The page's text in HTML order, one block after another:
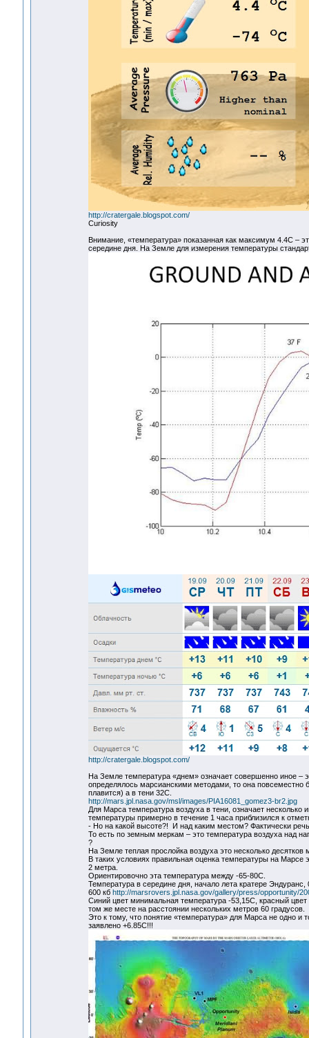
http://cratergale.blogspot.com/
Curiosity
Внимание, «температура» показанная как максимум 4.4С –
середине дня. На Земле для измерения температуры
http://cratergale.blogspot.com/
На Земле температура «днем» означает совершенно иное –
определялось марсианскими методами, то она
плавится) а в тени 32С.
http://mars.jpl.nasa.gov/msl/images/PIA16081_gomez3-br2.jpg
Для Марса температура воздуха в тени, означает несколько
температуры примерно в течение 1 часа приблизился к
- Но на какой высоте?! И над каким местом? Фактически
То есть по земным меркам – это температура воздуха над
?
На Земле теплая прослойка воздуха это несколько
В таких условиях правильная оценка температуры на Марсе
2 метра.
Ориентировочно эта температура между -65-80С.
Температура в середине дня, начало лета кратере Эндуранс,
600 кб http://marsrovers.jpl.nasa.gov/gallery/press/opportunity/
Синий цвет минимальная температура -53,15С, красный
том же месте на расстоянии нескольких метров 60 градусов.
Это к тому, что понятие «температура» для Марса не одно
заявлено +6.85С!!!